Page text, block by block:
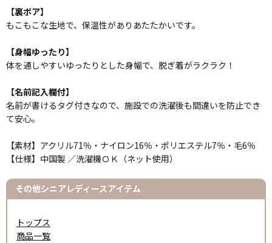
【裏ボア】
もこもこな生地で、保温性がありあたたかいです。
【身幅ゆったり】
体を通しやすいゆったりとした身幅で、脱ぎ着がラクラク！
【名前記入欄付】
名前が書けるタグ付きなので、施設での洗濯後も間違いを防止でき
て安心。
【素材】アクリル71％・ナイロン16％・ポリエステル7％・毛6％
【仕様】中国製 ／洗濯機ＯＫ（ネット使用）
その他シニアレディースアイテム
トップス
商品一覧